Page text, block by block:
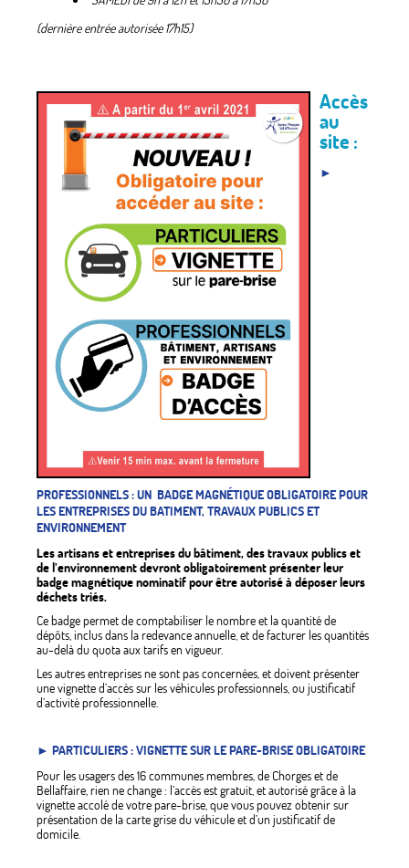
(dernière entrée autorisée 17h15)
Accès
au
site :
►
PROFESSIONNELS : UN BADGE MAGNÉTIQUE OBLIGATOIRE POUR
LES ENTREPRISES DU BATIMENT, TRAVAUX PUBLICS ET
ENVIRONNEMENT
Les artisans et entreprises du bâtiment, des travaux publics et
de l’environnement devront obligatoirement présenter leur
badge magnétique nominatif pour être autorisé à déposer leurs
déchets triés.
Ce badge permet de comptabiliser le nombre et la quantité de
dépôts, inclus dans la redevance annuelle, et de facturer les quantités
au-delà du quota aux tarifs en vigueur.
Les autres entreprises ne sont pas concernées, et doivent présenter
une vignette d’accès sur les véhicules professionnels, ou justificatif
d’activité professionnelle.
► PARTICULIERS : VIGNETTE SUR LE PARE-BRISE OBLIGATOIRE
Pour les usagers des 16 communes membres, de Chorges et de
Bellaffaire, rien ne change : l’accès est gratuit, et autorisé grâce à la
vignette accolé de votre pare-brise, que vous pouvez obtenir sur
présentation de la carte grise du véhicule et d’un justificatif de
domicile.